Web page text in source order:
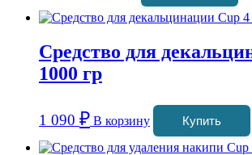
Средство для
1000 гр
1 090 ₽ В корзину Купить